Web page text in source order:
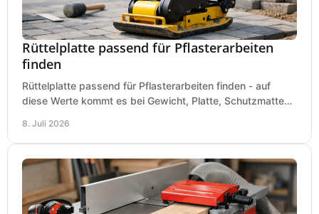
Rüttelplatte passend für Pflasterarbeiten
finden
Rüttelplatte passend für Pflasterarbeiten finden - auf
diese Werte kommt es bei Gewicht, Platte, Schutzmatte
8. Juli 2026